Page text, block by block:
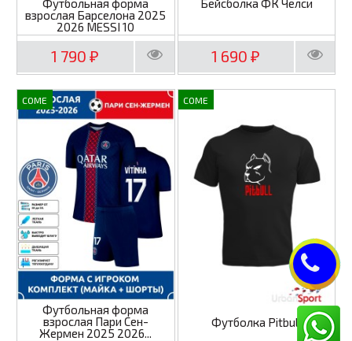
Футбольная форма
взрослая Барселона 2025
2026 MESSI 10
1 790₽
Бейсболка ФК Челси
1 690₽
COME
Футбольная форма
взрослая Пари Сен-
Жермен 2025 2026...
COME
Футболка Pitbull